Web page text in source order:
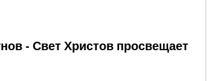
- Свет Христов просвещает